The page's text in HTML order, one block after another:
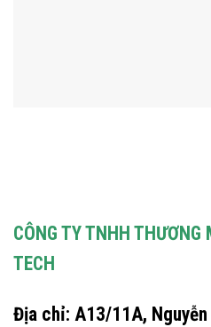
CÔNG TY TNHH THƯƠNG
TECH
Địa chỉ: A13/11A, Nguyễn